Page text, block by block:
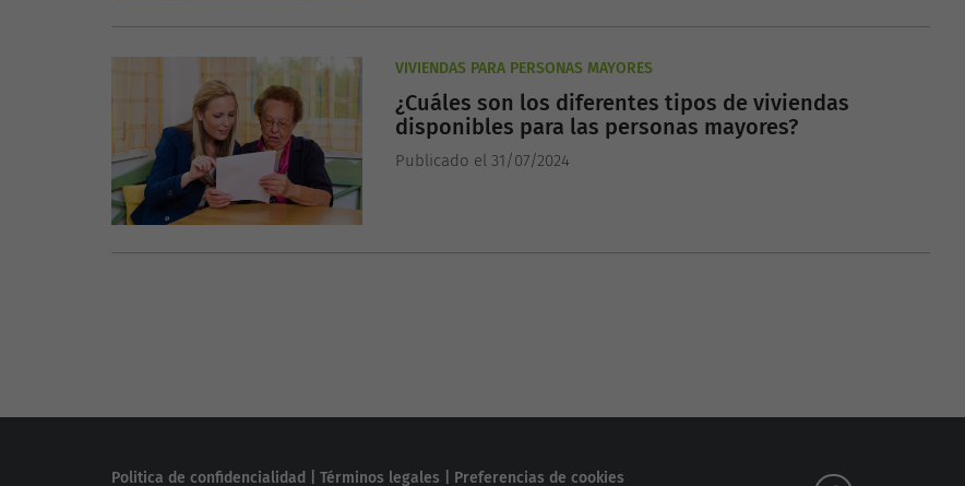
VIVIENDAS PARA PERSONAS MAYORES
¿Cuáles son los diferentes tipos de viviendas
disponibles para las personas mayores?
Publicado el 31/07/2024
Politica de confidencialidad Términos legales Preferencias de cookies